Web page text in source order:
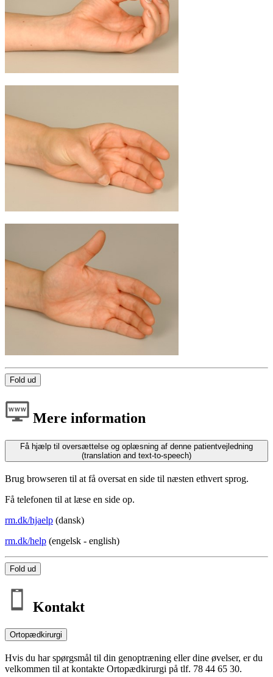
Fold ud
Mere information
Få hjælp til oversættelse og oplæsning af denne patientvejledning
(translation and text-to-speech)
Brug browseren til at få oversat en side til næsten ethvert sprog.
Få telefonen til at læse en side op.
rm.dk/hjaelp (dansk)
rm.dk/help (engelsk - english)
Fold ud
Kontakt
Ortopædkirurgi
Hvis du har spørgsmål til din genoptræning eller dine øvelser, er du
velkommen til at kontakte Ortopædkirurgi på tlf. 78 44 65 30.